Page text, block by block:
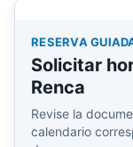
RESERVA
Solicitar
Renca
Revise la
calendario